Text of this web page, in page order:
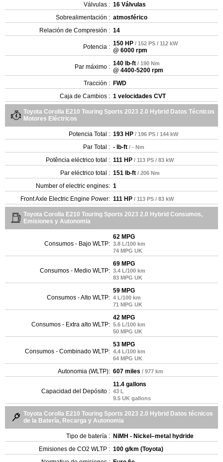
Válvulas : 16 Válvulas
Sobrealimentación : atmosférico
Relación de Compresión : 14
Potencia : 150 HP / 152 PS / 112 kW
@ 6000 rpm
Par máximo : 140 lb-ft / 190 Nm
@ 4400-5200 rpm
Tracción : FWD
Caja de Cambios : 1 velocidades CVT
Toyota Corolla E210 Touring Sports 2023 2.0 Hybrid Datos Técnicos
Motores Eléctricos
Potencia Total : 193 HP / 196 PS / 144 kW
Par Total : - lb-ft / - Nm
Potência eléctrico total : 111 HP / 113 PS / 83 kW
Par eléctrico total : 151 lb-ft / 206 Nm
Number of electric engines: 1
Front Axle Electric Engine Power: 111 HP / 113 PS / 83 kW
Toyota Corolla E210 Touring Sports 2023 2.0 Hybrid Consumos,
Emisiones y Autonomia
Consumos - Bajo WLTP:
62 MPG
3.8 L/100 km
74 MPG UK
Consumos - Medio WLTP:
69 MPG
3.4 L/100 km
83 MPG UK
Consumos - Alto WLTP:
59 MPG
4 L/100 km
71 MPG UK
Consumos - Extra alto WLTP:
42 MPG
5.6 L/100 km
50 MPG UK
Consumos - Combinado WLTP:
53 MPG
4.4 L/100 km
64 MPG UK
Autonomia (WLTP): 607 miles / 977 km
Capacidad del Depósito :
11.4 gallons
43 L
9.5 UK gallons
Toyota Corolla E210 Touring Sports 2023 2.0 Hybrid Datos técnicos
de la Batería, Recarga y Autonomia
Tipo de batería : NiMH - Nickel–metal hydride
Emisiones de CO2 WLTP : 100 g/km (Toyota)